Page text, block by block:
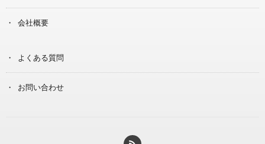
会社概要
よくある質問
お問い合わせ